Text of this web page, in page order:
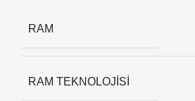
RAM
RAM TEKNOLOJISI